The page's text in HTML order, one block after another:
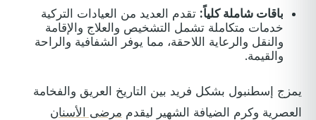
باقات شاملة كلياً: تقدم العديد من العيادات التركية
خدمات متكاملة تشمل التشخيص والعلاج والإقامة
والنقل والرعاية اللاحقة، مما يوفر الشفافية والراحة
والقيمة.
يمزج إسطنبول بشكل فريد بين التاريخ العريق والفخامة
العصرية وكرم الضيافة الشهير ليقدم مرضى الأسنان